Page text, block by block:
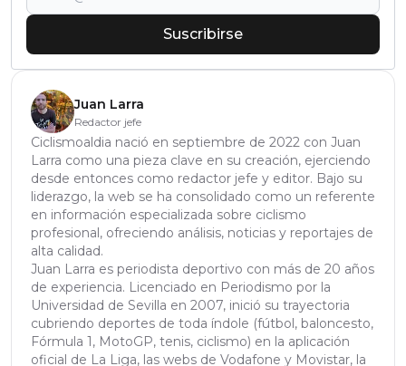
Suscribirse
Juan Larra
Redactor jefe
Ciclismoaldia nació en septiembre de 2022 con Juan
Larra como una pieza clave en su creación, ejerciendo
desde entonces como redactor jefe y editor. Bajo su
liderazgo, la web se ha consolidado como un referente
en información especializada sobre ciclismo
profesional, ofreciendo análisis, noticias y reportajes de
alta calidad.
Juan Larra es periodista deportivo con más de 20 años
de experiencia. Licenciado en Periodismo por la
Universidad de Sevilla en 2007, inició su trayectoria
cubriendo deportes de toda índole (fútbol, baloncesto,
Fórmula 1, MotoGP, tenis, ciclismo) en la aplicación
oficial de La Liga, las webs de Vodafone y Movistar, la